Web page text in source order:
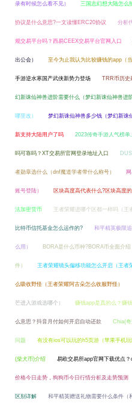
录有时候怎么看不见） 三国志幻想大陆怎么
协议是什么意思?一文读懂ERC20协议 分析
规交易平台吗？西易CEEX交易平台官网入口
出公会） 至今为止我认为比较赚钱的app（
手游逆水寒国产武侠新势力登场 TRR币历史
幻新诛仙神兽进阶需要什么（梦幻新诛仙神兽进
哪里改） 梦幻新诛仙神兽多少钱（梦幻新诛
新支持大陆用户了吗 2023传奇手游人气榜
吗可靠吗？XT交易所官网登录地址入口
者勋章选什么（dnf魔道学者带什么称号）
账号登陆） 区块高度高代表什么?区块高度
法加密货币 王者荣耀进哪个区都一样吗（王
比特币信托基金怎么运作的? 和平精英极限
么用） BORA是什么币种?BORA币全面介绍
件） 王者荣耀镜头偏移功能怎么开启（王者
么吸收野怪（王者荣耀阿古朵怎么收服野怪）
芒进入游戏选哪个） 赚钱app是真的么？赚
么意思？抖音月付如何开启自动还款 Chia(
问题 有没有ios可以玩的h5页游（苹果手机玩
(柴犬币)介绍 易欧交易所app官网下载优点
价格今日走势，狗狗币今日行情分析及走势预测
区别详解 和平精英赠送礼物需要什么条件（